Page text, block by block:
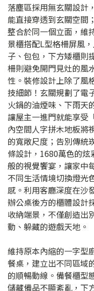
落塵區採用無玄關設計
能直接穿透到玄關空間
整合於同一個立面，維
景櫃搭配L型格柵屏風
子、包包，下方矮櫃則
柵則避免開門見灶的風
性。裝修設計上除了風
技細節！玄關規劃了電
火鍋的油煙味、下雨天
讓屋主一進門就能享受
內空間人字拼木地板將
的寬敞尺度；告別傳統
條設計，1680萬色的
般的視覺饗宴，讓家中
不同生活情境切換燈光
感。利用客廳深度在沙
辦公桌後方的櫃體設計
收納端景，不僅創造出
動、躲藏的遊戲天地。
維持原本內縮的一字型
餐桌，建立出不同區域
的順暢動線。備餐櫃型
儲藏備品不顯紊亂，下